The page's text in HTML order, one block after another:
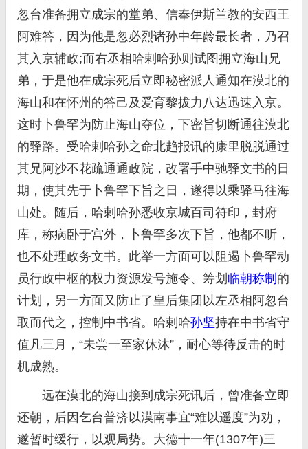
忽台准备拥立成宗的堂弟、信奉伊斯兰教的安西王
阿难答，因为他是忽必烈诸孙中年龄最长者，乃召
其入京辅政;而右丞相哈剌哈孙则试图拥立海山兄
弟，于是他在成宗死后立即秘密派人通知在漠北的
海山和在怀州的答己及爱育黎拔力八达迅速入京。
这时卜鲁罕为防止海山夺位，下密旨切断通往漠北
的驿路。受哈剌哈孙之命北趋报讯的康里脱脱通过
其兄阿沙不花疏通通政院，改署手中驰驿文书的日
期，使其先于卜鲁罕下旨之日，遂得以乘驿马往海
山处。随后，哈剌哈孙悉收京城百司符印，封府
库，称病卧于宫外，卜鲁罕多次下旨，他都不听，
也不处理政务文书。此举一方面可以阻遏卜鲁罕动
员行政中枢的权力资源发号施令、筹划 临朝称制 的
计划，另一方面又防止了皇后集团以左丞相阿忽台
取而代之，控制中书省。哈剌哈孙坚持在中书省守
值凡三月，“未尝一至家休沐”，耐心等待反击的时
机成熟。
远在漠北的海山接到成宗死讯后，曾准备立即
还朝，后因乞台普济以漠南事宜“难以遥度”为劝，
遂暂时缓行，以观局势。大德十一年(1307年)三